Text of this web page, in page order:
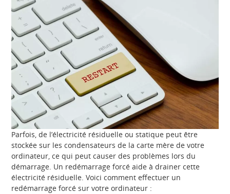
Parfois, de l’électricité résiduelle ou statique peut être
stockée sur les condensateurs de la carte mère de votre
ordinateur, ce qui peut causer des problèmes lors du
démarrage. Un redémarrage forcé aide à drainer cette
électricité résiduelle. Voici comment effectuer un
redémarrage forcé sur votre ordinateur :